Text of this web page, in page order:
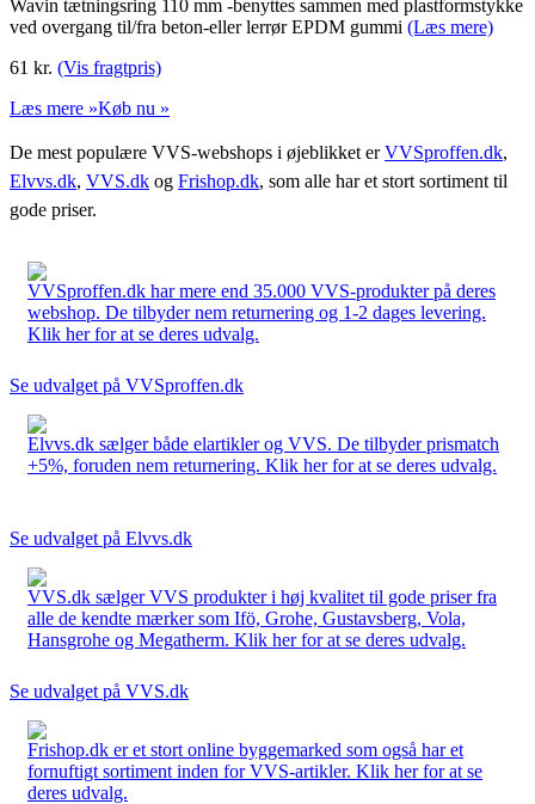
Wavin tætningsring 110 mm -benyttes sammen med plastformstykke
ved overgang til/fra beton-eller lerrør EPDM gummi (Læs mere)
61 kr. (Vis fragtpris)
Læs mere »Køb nu »
De mest populære VVS-webshops i øjeblikket erVVSproffen.dk,
Elvvs.dk, VVS.dk og Frishop.dk, som alle har et stort sortiment til
gode priser.
VVSproffen.dk har mere end 35.000 VVS-produkter på deres
webshop. De tilbyder nem returnering og 1-2 dages levering.
Klik her for at se deres udvalg.
Se udvalget på VVSproffen.dk
Elvvs.dk sælger både elartikler og VVS. De tilbyder prismatch
+5%, foruden nem returnering. Klik her for at se deres udvalg.
Se udvalget på Elvvs.dk
VVS.dk sælger VVS produkter i høj kvalitet til gode priser fra
alle de kendte mærker som Ifö, Grohe, Gustavsberg, Vola,
Hansgrohe og Megatherm. Klik her for at se deres udvalg.
Se udvalget på VVS.dk
Frishop.dk er et stort online byggemarked som også har et
fornuftigt sortiment inden for VVS-artikler. Klik her for at se
deres udvalg.